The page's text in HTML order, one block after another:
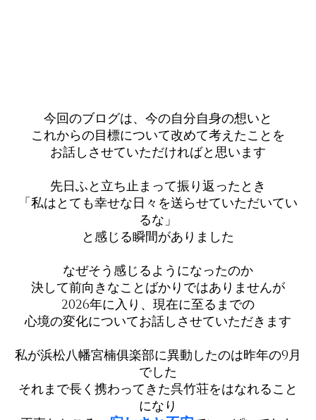
今回のブログは、今の自分自身の想いと
これからの目標について改めて考えたことを
お話しさせていただければと思います
先日ふと立ち止まって振り返ったとき
「私はとても幸せな日々を送らせていただいてい
るな」
と感じる瞬間がありました
なぜそう感じるようになったのか
決して前向きなことばかりではありませんが
2026年に入り、現在に至るまでの
心境の変化についてお話しさせていただきます
私が浜松八幡宮楠俱楽部に異動したのは昨年の9月
でした
それまで長く携わってきた呉竹荘をはなれること
になり